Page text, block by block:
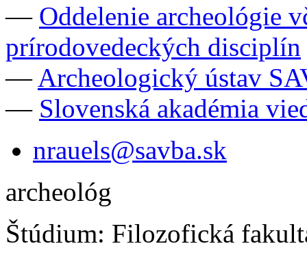
— Oddelenie archeológie
prírodovedeckých disciplín
—Archeologický ústav
— Slovenská akadémia
nrauels@savba.sk
archeológ
Štúdium: Filozofická